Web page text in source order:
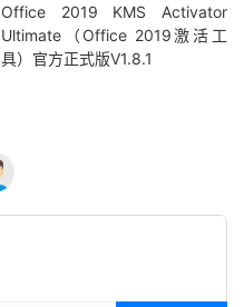
Office 2019 KMS Activator
Ultimate（Office 2019激活工
具）官方正式版V1.8.1